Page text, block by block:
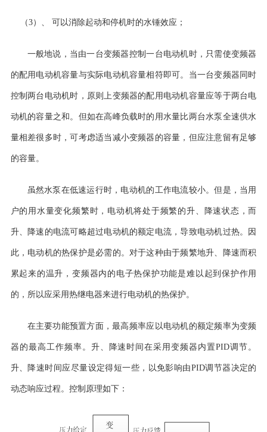
（3） 、 可以消除起动和停机时的水锤效应；
一般地说，当由一台变频器控制一台电动机时，只需使变频器
的配用电动机容量与实际电动机容量相符即可。当一台变频器同时
控制两台电动机时，原则上变频器的配用电动机容量应等于两台电
动机的容量之和。但如在高峰负载时的用水量比两台水泵全速供水
量相差很多时，可考虑适当减小变频器的容量，但应注意留有足够
的容量。
虽然水泵在低速运行时，电动机的工作电流较小。但是，当用
户的用水量变化频繁时，电动机将处于频繁的升、降速状态，而
升、降速的电流可略超过电动机的额定电流，导致电动机过热。因
此，电动机的热保护是必需的。对于这种由于频繁地升、降速而积
累起来的温升，变频器内的电子热保护功能是难以起到保护作用
的，所以应采用热继电器来进行电动机的热保护。
在主要功能预置方面，最高频率应以电动机的额定频率为变频
器的最高工作频率。升、降速时间在采用变频器内置PID调节。
升、降速时间应尽量设定得短一些，以免影响由PID调节器决定的
动态响应过程。 控制原理如下：